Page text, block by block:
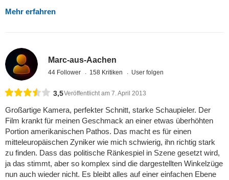
Mehr erfahren
Marc-aus-Aachen
44 Follower 158 Kritiken User folgen
3,5Veröffentlicht am 7. April 2013
Großartige Kamera, perfekter Schnitt, starke Schaupieler. Der
Film krankt für meinen Geschmack an einer etwas überhöhten
Portion amerikanischen Pathos. Das macht es für einen
mitteleuropäischen Zyniker wie mich schwierig, ihn richtig stark
zu finden. Dass das politische Ränkespiel in Szene gesetzt wird,
ja das stimmt, aber so komplex sind die dargestellten Winkelzüge
nun auch wieder nicht. Es bleibt alles auf einer einfachen Ebene